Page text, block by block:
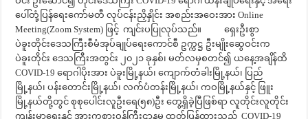
ပေါ်တုံ့ပြန်ရေးကော်မတီ လုပ်ငန်းညှိနှိုင်း အစည်းအဝေးအား Online
Meeting(Zoom System) ဖြင့် ကျင်းပပြုလုပ်သည်။ ရှေးဦးစွာ
ပဲခူးတိုင်းဒေသကြီးစီမံအုပ်ချုပ်ရေးကောင်စီ ဥက္ကဋ္ဌ ဦးမျိုးဆွေဝင်းက
ပဲခူးတိုင်း ဒေသကြီးအတွင်း ၂၀၂၁ ခုနှစ်၊ မတ်လမှစတင်၍ ယနေ့အချိန်ထိ
COVID-19 ရောဂါပိုးအား ပဲခူးမြို့နယ်၊ ကျောက်တံခါးမြို့နယ်၊ ပြည်
မြို့နယ်၊ ပန်းတောင်းမြို့နယ်၊ လက်ပံတန်းမြို့နယ်၊ ကဝမြို့နယ်နှင့် ဖြူး
မြို့နယ်တို့တွင် စုစုပေါင်းလူဦးရေ(၅၈)ဦး တွေ့ရှိခဲ့ပြီဖြစ်ရာ လူတိုင်းလူတိုင်း
ကျန်းမာရေးနှင့် အားကစားဝန်ကြီးဌာနမှ ထုတ်ပြန်ထားသည့် COVID-19